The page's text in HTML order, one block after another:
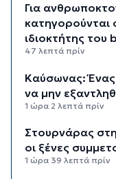
Για
κατηγορούνται
ιδιοκτήτης
47 λεπτά πρίν
Kαύσωνας: Ένας
να μην
1 ώρα 2 λεπτά πρίν
Στουρνάρας
οι ξένες
1 ώρα 39 λεπτά πρίν